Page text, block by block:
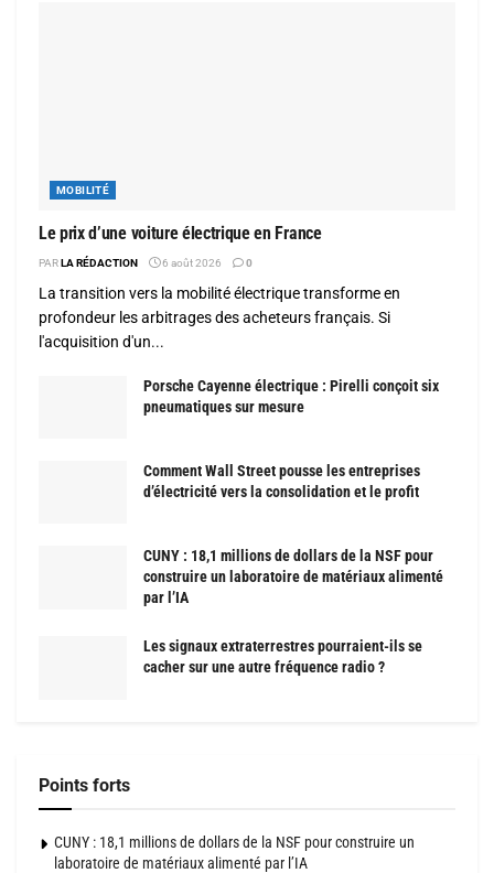
MOBILITÉ
Le prix d’une voiture électrique en France
PARLA RÉDACTION 6 août 2026 0
La transition vers la mobilité électrique transforme en
profondeur les arbitrages des acheteurs français. Si
l'acquisition d'un...
Porsche Cayenne électrique : Pirelli conçoit six
pneumatiques sur mesure
Comment Wall Street pousse les entreprises
d’électricité vers la consolidation et le profit
CUNY : 18,1 millions de dollars de la NSF pour
construire un laboratoire de matériaux alimenté
par l’IA
Les signaux extraterrestres pourraient-ils se
cacher sur une autre fréquence radio ?
Points forts
CUNY : 18,1 millions de dollars de la NSF pour construire un
laboratoire de matériaux alimenté par l’IA